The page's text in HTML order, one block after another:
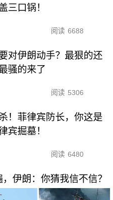
三口锅！
阅读 6688
对伊朗动手？最狠的还
骚的来了
阅读 5306
！菲律宾防长，你这是
宾掘墓！
阅读 6480
伊朗：你猜我信不信？